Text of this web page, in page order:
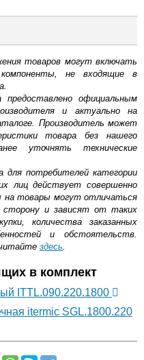
товаров могут включать
компоненты, не входящие в
предоставлено официальным
и актуально на
Производитель может
товара без нашего
уточнять технические
потребителей категории
лиц действует совершенно
на товары могут отличаться
и зависят от таких
количества заказанных
и обстоятельств.
здесь.
в комплект
ITTL.090.220.1800
itermic SGL.1800.220